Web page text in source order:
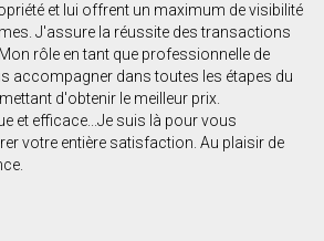
et lui offrent un maximum de visibilité
J'assure la réussite des transactions
rôle en tant que professionnelle de
accompagner dans toutes les étapes du
d'obtenir le meilleur prix.
et efficace...Je suis là pour vous
votre entière satisfaction. Au plaisir de